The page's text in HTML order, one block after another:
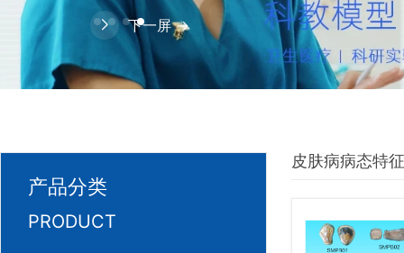
下一屏 →
皮肤病病态特
产品分类
PRODUCT